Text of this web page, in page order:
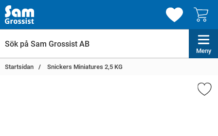
Meny
Startsidan Snickers Miniatures 2,5 KG